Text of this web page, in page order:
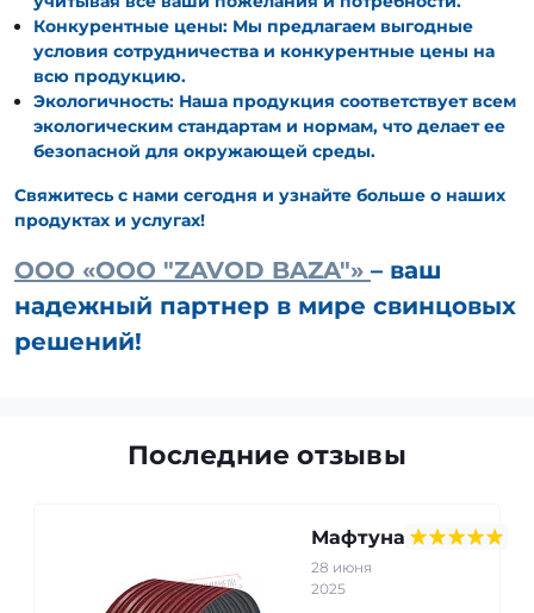
Конкурентные цены: Мы предлагаем выгодные
условия сотрудничества и конкурентные цены на
всю продукцию.
Экологичность: Наша продукция соответствует всем
экологическим стандартам и нормам, что делает ее
безопасной для окружающей среды.
Свяжитесь с нами сегодня и узнайте больше о наших
продуктах и услугах!
ООО «OOO "ZAVOD BAZA"» – ваш
надежный партнер в мире свинцовых
решений!
Последние отзывы
Мафтуна
28 июня
2025